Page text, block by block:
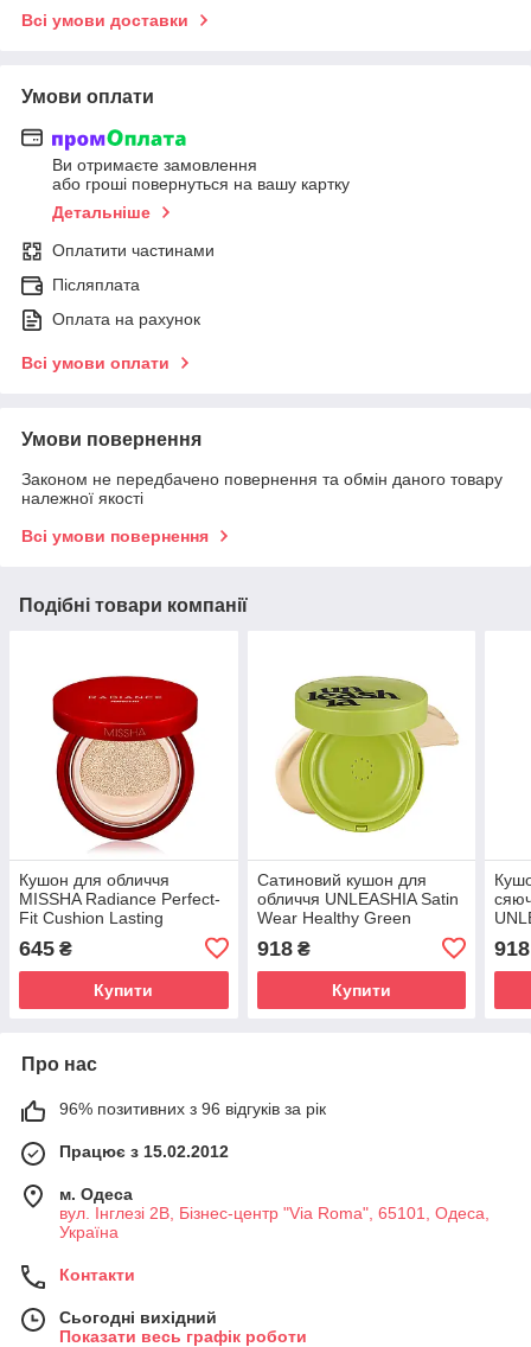
Всі умови доставки
Умови оплати
Ви отримаєте замовлення
або гроші повернуться на вашу картку
Детальніше
Оплатити частинами
Післяплата
Оплата на рахунок
Всі умови оплати
Умови повернення
Законом не передбачено повернення та обмін даного товару
належної якості
Всі умови повернення
Подібні товари компанії
Кушон для обличчя
MISSHA Radiance Perfect-
Fit Cushion Lasting
SPF50+ PA+++ (Тон: #23
Sand) 15g
645 ₴
Купити
Сатиновий кушон для
обличчя UNLEASHIA Satin
Wear Healthy Green
Cushion SPF30 PA++ (Тон:
#21N Eburnean) 15g
918₴
Купити
918
Про нас
96% позитивних з 96 відгуків за рік
Працює з 15.02.2012
м. Одеса
вул. Інглезі 2В, Бізнес-центр "Via Roma", 65101, Одеса,
Україна
Контакти
Сьогодні вихідний
Показати весь графік роботи